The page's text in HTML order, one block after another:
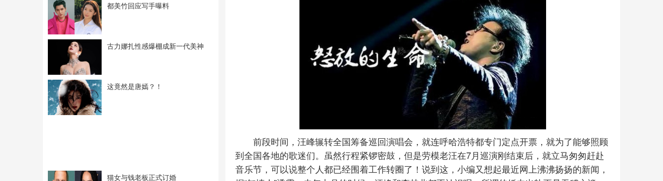
都美竹回应写手曝料
古力娜扎性感爆棚成新一代美神
这竟然是唐嫣？！
猫女与钱老板正式订婚
前段时间，汪峰辗转全国筹备巡回演唱会，就连呼哈浩特都专门定点开票，就为了能够照顾
到全国各地的歌迷们。虽然行程紧锣密鼓，但是劳模老汪在7月巡演刚结束后，就立马匆匆赶赴
音乐节，可以说整个人都已经围着工作转圈了！说到这，小编又想起最近网上沸沸扬扬的新闻，